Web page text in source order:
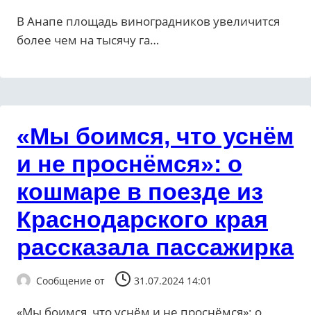
В Анапе площадь виноградников увеличится
более чем на тысячу га…
«Мы боимся, что уснём
и не проснёмся»: о
кошмаре в поезде из
Краснодарского края
рассказала пассажирка
Сообщение от 31.07.2024 14:01
«Мы боимся, что уснём и не проснёмся»: о